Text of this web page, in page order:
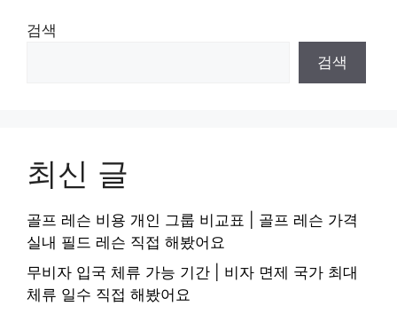
검색
검색
최신 글
골프 레슨 비용 개인 그룹 비교표 | 골프 레슨 가격
실내 필드 레슨 직접 해봤어요
무비자 입국 체류 가능 기간 | 비자 면제 국가 최대
체류 일수 직접 해봤어요